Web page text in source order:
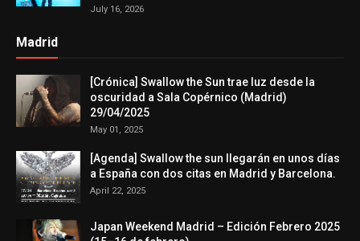
July 16, 2026
Madrid
[Crónica] Swallow the Sun trae luz desde la
oscuridad a Sala Copérnico (Madrid)
29/04/2025
May 01, 2025
[Agenda] Swallow the sun llegarán en unos días
a España con dos citas en Madrid y Barcelona.
April 22, 2025
Japan Weekend Madrid – Edición Febrero 2025